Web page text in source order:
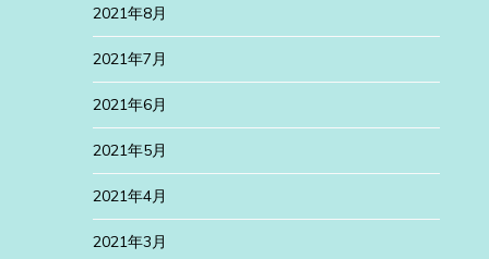
2021年8月
2021年7月
2021年6月
2021年5月
2021年4月
2021年3月